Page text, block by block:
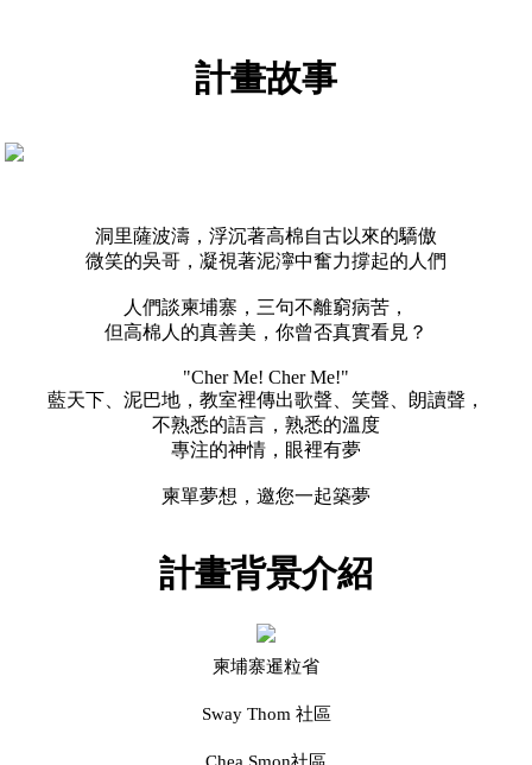
計畫故事
洞里薩波濤，浮沉著高棉自古以來的驕傲
微笑的吳哥，凝視著泥濘中奮力撐起的人們
人們談柬埔寨，三句不離窮病苦，
但高棉人的真善美，你曾否真實看見？
"Cher Me! Cher Me!"
藍天下、泥巴地，教室裡傳出歌聲、笑聲、朗讀聲，
不熟悉的語言，熟悉的溫度
專注的神情，眼裡有夢
柬單夢想，邀您一起築夢
計畫背景介紹
柬埔寨暹粒省
Sway Thom 社區